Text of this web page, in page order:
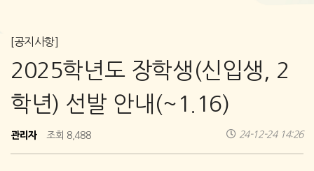
[공지사항]
2025학년도 장학생(신입생, 2
학년) 선발 안내(~1.16)
관리자 조회 8,488 24-12-24 14:26